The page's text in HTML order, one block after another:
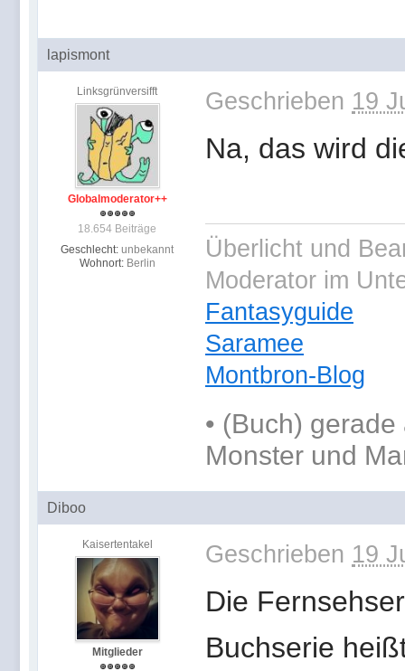
lapismont
Linksgrünversifft
Globalmoderator++
18.654 Beiträge
Geschlecht: unbekannt
Wohnort: Berlin
Geschrieben 19
Na, das wird
Überlicht und
Moderator im
Fantasyguide
Saramee
Montbron-Blog
• (Buch) gerade
Monster und
Diboo
Kaisertentakel
Mitglieder
Geschrieben 19
Die
Buchserie